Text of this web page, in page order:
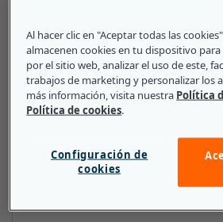
torres de telefonía para gestionar
de datos.
y medianas empresas
(multitasa adaptativo,
Al hacer clic en "Aceptar todas las
almacenen cookies en tu dispositivo
por el sitio web, analizar el uso de este,
trabajos de marketing y personalizar los
más información, visita nuestra Política
Política de cookies.
Configuración de
cookies